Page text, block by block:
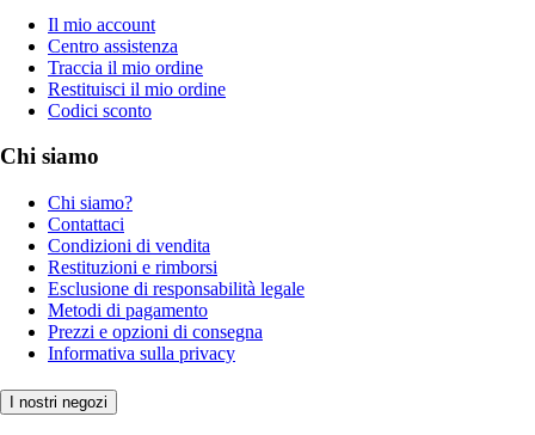
Il mio account
Centro assistenza
Traccia il mio ordine
Restituisci il mio ordine
Codici sconto
Chi siamo
Chi siamo?
Contattaci
Condizioni di vendita
Restituzioni e rimborsi
Esclusione di responsabilità legale
Metodi di pagamento
Prezzi e opzioni di consegna
Informativa sulla privacy
I nostri negozi